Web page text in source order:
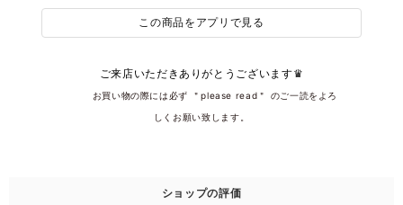
この商品をアプリで見る
ご来店いただきありがとうございます♛
͏͏ ͏ ͏ ͏ ͏ ͏ ͏ ͏͏ ͏お買い物の際には必ず ＂please read＂͏ ͏のご一読をよろ
しくお願い致します。
ショップの評価